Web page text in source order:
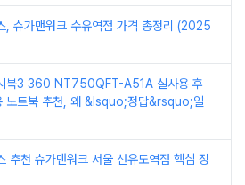
, 슈가맨워크 수유역점 가격 총정리 (2025
북3 360 NT750QFT-A51A 실사용 후
노트북 추천, 왜 &lsquo;정답&rsquo;일
추천 슈가맨워크 서울 선유도역점 핵심 정